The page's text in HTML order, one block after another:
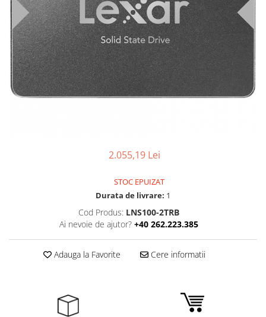
Smartphone IPhone
Boxe
Mouse
Casti
Mouse Pad
Tastaturi
USB Hub
2.055,19 Lei
STOC EPUIZAT
Durata de livrare: 1
Cod Produs: LNS100-2TRB
Ai nevoie de ajutor? +40 262.223.385
Adauga la Favorite Cere informatii